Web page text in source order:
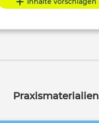
Praxismaterialien